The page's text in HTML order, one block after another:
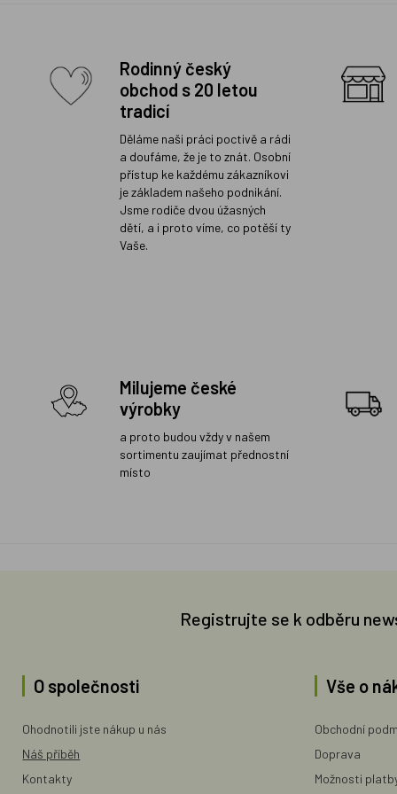
Rodinný český
obchod s 20 letou
tradicí
Děláme naši práci poctivě a rádi
a doufáme, že je to znát. Osobní
přístup ke každému zákazníkovi
je základem našeho podnikání.
Jsme rodiče dvou úžasných
dětí, a i proto víme, co potěší ty
Vaše.
Milujeme české
výrobky
a proto budou vždy v našem
sortimentu zaujímat přednostní
místo
Registrujte se k odběru
O společnosti
Ohodnotili jste nákup u nás
Náš příběh
Kontakty
Vše o
Obchodní
Doprava
Možnosti